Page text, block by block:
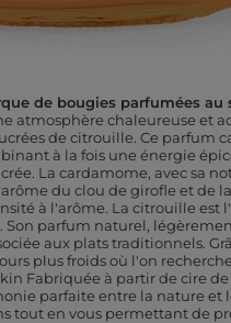
de bougies parfumées au
atmosphère chaleureuse et
de citrouille. Ce parfum
à la fois une énergie
La cardamome, avec sa
du clou de girofle et de
à l'arôme. La citrouille est
parfum naturel,
aux plats traditionnels.
plus froids où l'on
Fabriquée à partir de cire de
parfaite entre la nature et
tout en vous permettant de